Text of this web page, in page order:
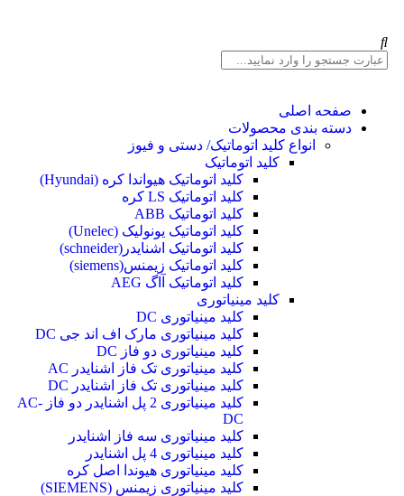
صفحه اصلی
دسته بندی محصولات
انواع کلید اتوماتیک/ دستی و فیوز
کلید اتوماتیک
کلید اتوماتیک هیواندا کره (Hyundai)
کلید اتوماتیک LS کره
کلید اتوماتیک ABB
کلید اتوماتیک یونولیک (Unelec)
کلید اتوماتیک اشنایدر(schneider)
کلید اتوماتیک زیمنس(siemens)
کلید اتوماتیک آاگ AEG
کلید مینیاتوری
کلید مینیاتوری DC
کلید مینیاتوری مارک اف اند جی DC
کلید مینیاتوری دو فاز DC
کلید مینیاتوری تک فاز اشنایدر AC
کلید مینیاتوری تک فاز اشنایدر DC
کلید مینیاتوری 2 پل اشنایدر دو فاز AC-
DC
کلید مینیاتوری سه فاز اشنایدر
کلید مینیاتوری 4 پل اشنایدر
کلید مینیاتوری هیوندا اصل کره
کلید مینیاتوری زیمنس (SIEMENS)